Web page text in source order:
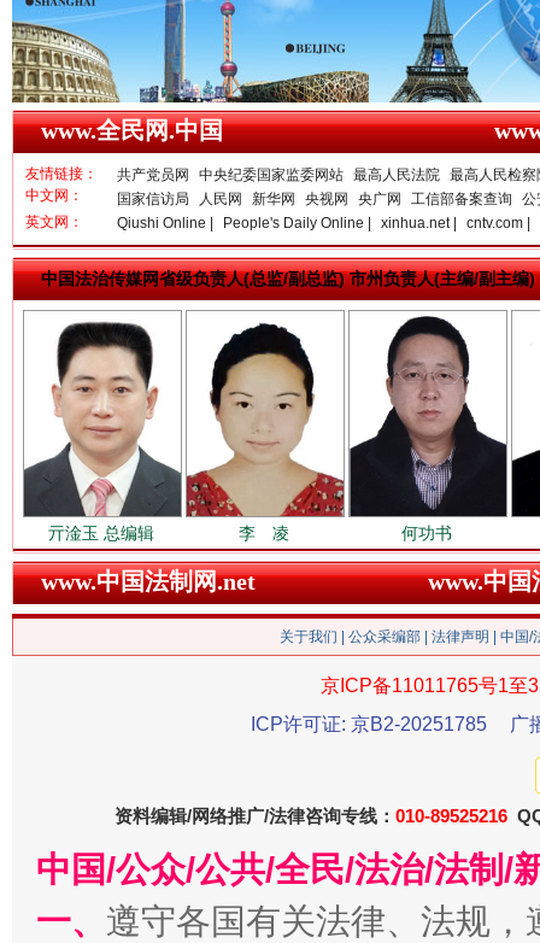
一枚“钉子”竟然扎入要害部门
雄关漫道展新颜
高速路
www.全民网.中国
友情链接：
中文网：
共产党员网 中央纪委国家监委网站 最高人民法院 最高人民检察
国家信访局
人民网 新华网 央视网 央广网 工信部备案查询
公
英文网：
Qiushi Online | People's Daily Online | xinhua.net | cntv.com |
中国法治传媒网省级负责人(总监/副总监) 市州负责人(主编/副主
亓淦玉 总编辑
李 凌 何功书
亓淦玉 总编辑 李 凌 何功书
www.中国法制网.net www.中
关于我们 公众采编部 法律声明 | 中国
京ICP备11011765号1至
ICP许可证: 京B2-20251785
广
资料编辑/网络推广/法律咨询专线： 010-89525216
中国/公众/公共/全民/法治/法制/
一、 遵守各国有关法律、法规